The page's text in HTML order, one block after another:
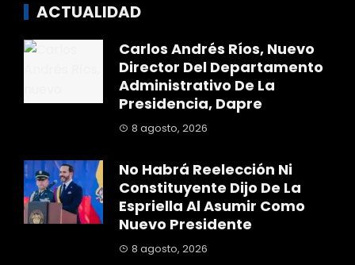
ACTUALIDAD
Carlos Andrés Ríos, Nuevo
Director Del Departamento
Administrativo De La
Presidencia, Dapre
8 agosto, 2026
No Habrá Reelección Ni
Constituyente Dijo De La
Espriella Al Asumir Como
Nuevo Presidente
8 agosto, 2026